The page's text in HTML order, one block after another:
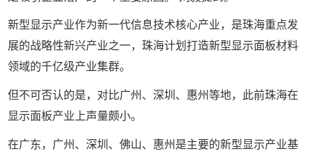
新型显示产业作为新一代信息技术核心产业，是珠海重点发
展的战略性新兴产业之一，珠海计划打造新型显示面板材料
领域的千亿级产业集群。
但不可否认的是，对比广州、深圳、惠州等地，此前珠海在
显示面板产业上声量颇小。
在广东，广州、深圳、佛山、惠州是主要的新型显示产业基